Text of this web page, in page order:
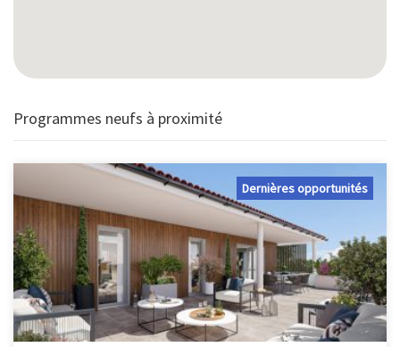
Programmes neufs à proximité
Dernières opportunités